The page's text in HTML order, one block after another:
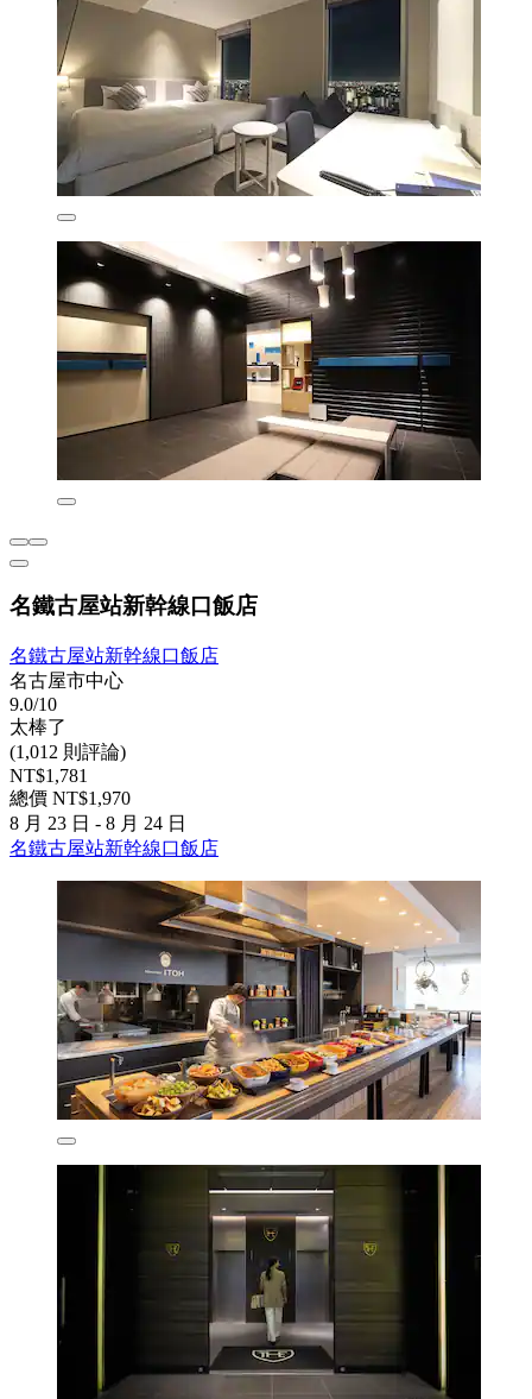
名鐵古屋站新幹線口飯店
名鐵古屋站新幹線口飯店
名古屋市中心
9.0/10
太棒了
(1,012 則評論)
NT$1,781
總價 NT$1,970
8 月 23 日 - 8 月 24 日
名鐵古屋站新幹線口飯店